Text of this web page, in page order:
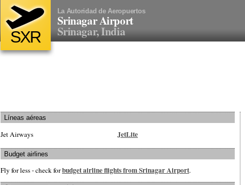
SXR
La Autoridad de Aeropuertos
Srinagar Airport
Srinagar, India
Líneas aéreas
Jet Airways JetLite
Budget airlines
Fly for less - check forbudget airline flights from Srinagar Airport.